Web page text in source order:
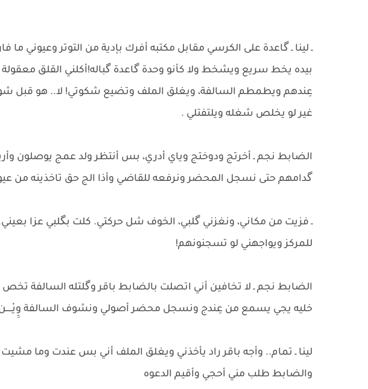
ـ لينا ـ گاعدة على الكرسي مقابل مكتبه أفرك بإدية من التوتر وعيوني
بيده يخط سريع ويشخط ولا كأنو وحدة گاعدة گباله!أكلني القلق
عِندهم ويطمطم السالفة، ويغلق الملف وتضيع شكوتي! لا.. هو
غير لو يخلص شغله ويلتفتلي .
​الضابط نجم ـ أخرتج ودوختج وياي أدري، بس أنتظر ولد عمج يوصلون
گدامهم حتى نسجل المحضر ونرفعه للقاضي وأذا الج حق تاخذينه من
​ـ فزيت من مكاني، ونغزني گلبي، الخوف شل حركتي. كلت بگلبي عزا
للمركز ويواجهني لو تسجنونهم!
​الضابط نجم ـ لا تخافين أني اتصلت بالضابط باقر وگلتله السالفة
خليه يجي يسمع من عِندج ونسجل محضر أصولي ونشوف السالفة
لينا ـ تمام.. وأجه باقر راد يأخذني ويغلق الملف أني بس عندت وما
والضابط طلب مني أحجي وأقيم الدعوه